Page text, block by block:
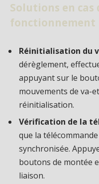
Solutions en cas
fonctionnement
Réinitialisation du
dérèglement,
appuyant sur le
mouvements de va-
réinitialisation.
Vérification de la
que la
synchronisée.
boutons de montée
liaison.